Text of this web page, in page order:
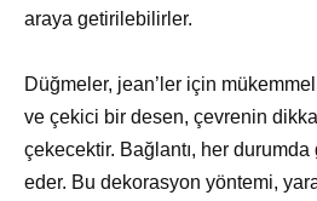
araya getirilebilirler.
Düğmeler, jean’ler için
ve çekici bir desen, çevrenin
çekecektir. Bağlantı, her
eder. Bu dekorasyon yöntemi,